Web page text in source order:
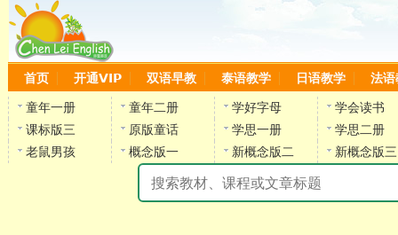
首页 开通VIP 双语早教 泰语教学 日语教学 法语
童年一册 童年二册 学好字母
学会读书
课标版三
原版童话 学思一册
学思二册
老鼠男孩
概念版一 新概念版二 新概念版三